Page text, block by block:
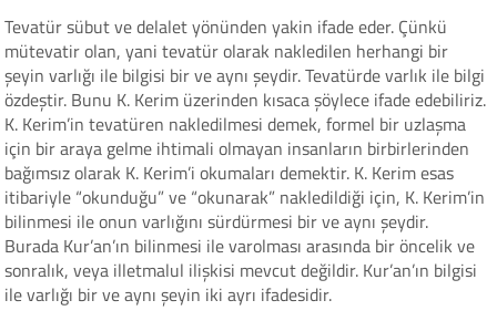
Tevatür sübut ve delalet yönünden yakin ifade eder. Çünkü
mütevatir olan, yani tevatür olarak nakledilen herhangi bir
şeyin varlığı ile bilgisi bir ve aynı şeydir. Tevatürde varlık ile bilgi
özdeştir. Bunu K. Kerim üzerinden kısaca şöylece ifade edebiliriz.
K. Kerim’in tevatüren nakledilmesi demek, formel bir uzlaşma
için bir araya gelme ihtimali olmayan insanların birbirlerinden
bağımsız olarak K. Kerim’i okumaları demektir. K. Kerim esas
itibariyle “okunduğu” ve “okunarak” nakledildiği için, K. Kerim’in
bilinmesi ile onun varlığını sürdürmesi bir ve aynı şeydir.
Burada Kur’an’ın bilinmesi ile varolması arasında bir öncelik ve
sonralık, veya illetmalul ilişkisi mevcut değildir. Kur’an’ın bilgisi
ile varlığı bir ve aynı şeyin iki ayrı ifadesidir.